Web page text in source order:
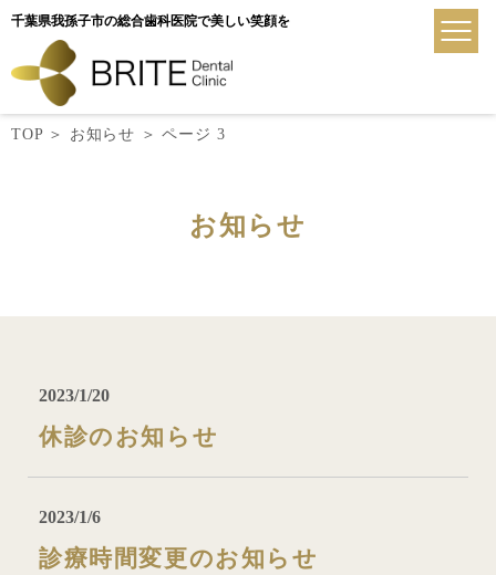
千葉県我孫子市の総合歯科医院で美しい笑顔を
TOP＞ お知らせ ＞ページ 3
お知らせ
2023/1/20
休診のお知らせ
2023/1/6
診療時間変更のお知らせ